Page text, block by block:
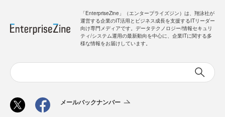
「EnterpriseZine」（エンタープライズジン）は、翔泳社が
運営する企業のIT活用とビジネス成長を支援するITリーダー
向け専門メディアです。データテクノロジー/情報セキュリ
ティ/システム運用の最新動向を中心に、企業ITに関する多
様な情報をお届けしています。
メールバックナンバー